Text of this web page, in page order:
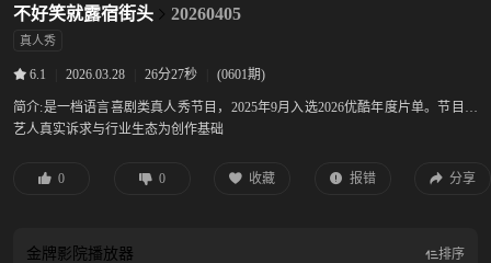
不好笑就露宿街头 20260405
真人秀
6.1 2026.03.28 26分27秒 (0601期)
简介:是一档语言喜剧类真人秀节目，2025年9月入选2026优酷年度片单。节目以
艺人真实诉求与行业生态为创作基础
0 0 收藏 报错 分享
金牌影院播放器 排序